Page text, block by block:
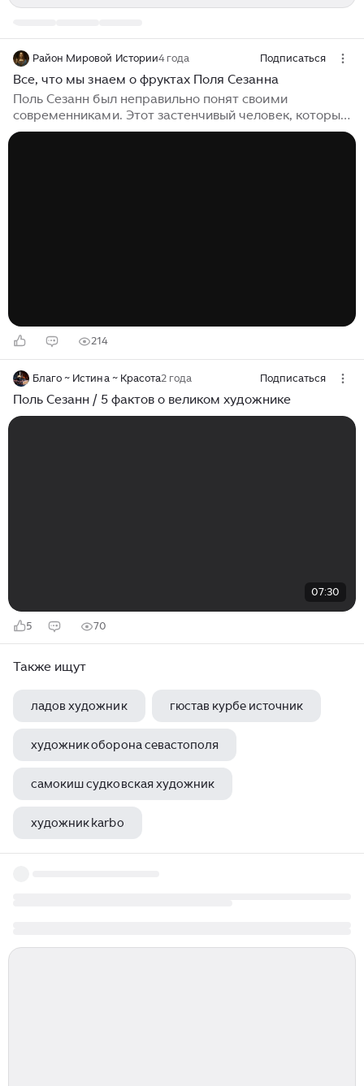
Район Мировой Истории4 года Подписаться
Все, что мы знаем о фруктах Поля Сезанна
Поль Сезанн был неправильно понят своими
современниками. Этот застенчивый человек, который
был предшественником кубизма и фовизма, любил
214
Благо ~ Истина ~ Красота2 года Подписаться
Поль Сезанн / 5 фактов о великом художнике
07:30
5 70
Также ищут
ладов художник гюстав курбе источник
художник оборона севастополя
самокиш судковская художник
художник karbo